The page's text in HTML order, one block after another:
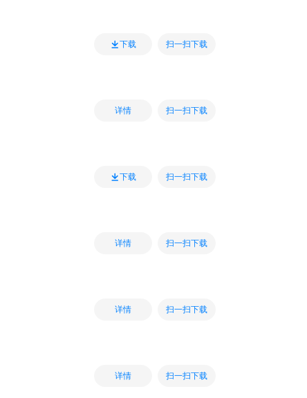
下载 扫一扫下载
详情 扫一扫下载
下载 扫一扫下载
详情 扫一扫下载
详情 扫一扫下载
详情 扫一扫下载